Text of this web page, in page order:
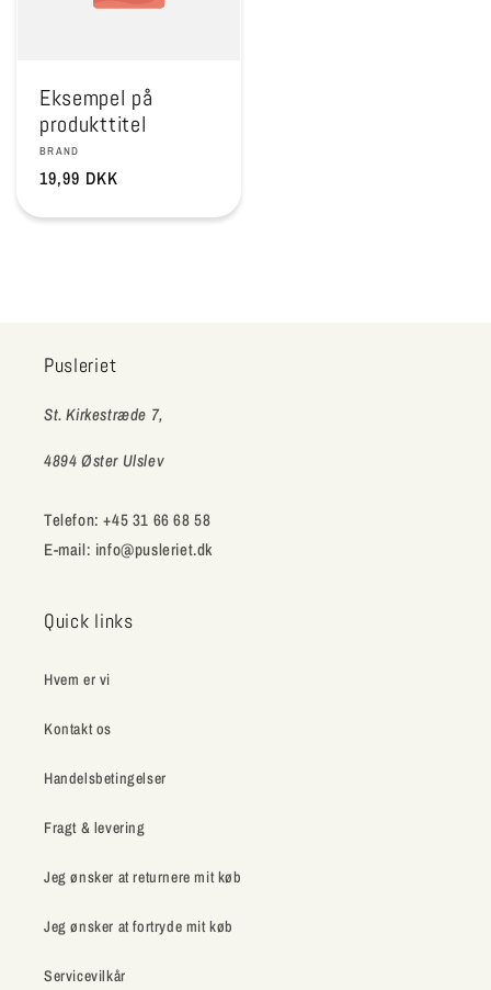
Eksempel på
produkttitel
Forhandler:
BRAND
Normalpris
19,99 DKK
Pusleriet
St. Kirkestræde 7,
4894 Øster Ulslev
Telefon: +45 31 66 68 58
E-mail: info@pusleriet.dk
Quick links
Hvem er vi
Kontakt os
Handelsbetingelser
Fragt & levering
Jeg ønsker at returnere mit køb
Jeg ønsker at fortryde mit køb
Servicevilkår